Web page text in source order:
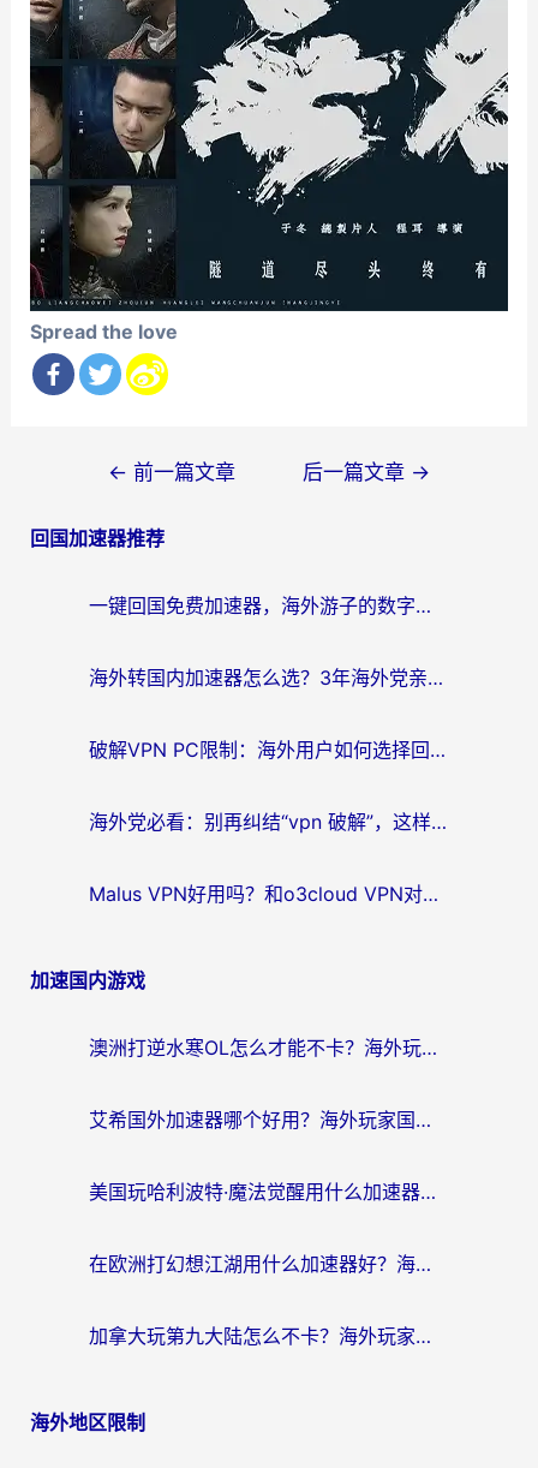
Spread the love
导
← 前一篇文章 后一篇文章 →
回国加速器推荐
一键回国免费加速器，海外游子的数字归乡路
海外转国内加速器怎么选？3年海外党亲测指南，无缝刷剧玩游戏不再难
破解VPN PC限制：海外用户如何选择回国加速器实现无缝访问国内资源
海外党必看：别再纠结“vpn 破解”，这样选回国加速器才能真正无缝访问国内资源
Malus VPN好用吗？和o3cloud VPN对比哪个回国效果更好？
加速国内游戏
澳洲打逆水寒OL怎么才能不卡？海外玩家国服游戏加速终极指南（附梦幻模拟战地铁跑酷解决办法）
艾希国外加速器哪个好用？海外玩家国服游戏畅玩终极指南（附欧洲玩鸣潮街头篮球实测）
美国玩哈利波特·魔法觉醒用什么加速器？告别延迟的终极指南（含免费QQ炫舞方案+印尼妄想山海秘籍）
在欧洲打幻想江湖用什么加速器好？海外玩家国服游戏畅玩指南
加拿大玩第九大陆怎么不卡？海外玩家国服游戏加速全攻略（附足球世界萤火突击实测）
海外地区限制